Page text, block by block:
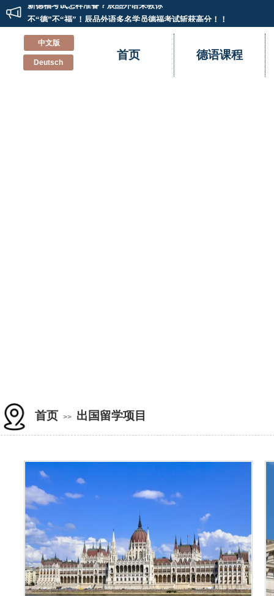
新德福考试怎样准备？辰品外语来教你
不“德”不“福”！辰品外语多名学员德福考试斩获高分！！
德语小白到德福高分的经验分享
重新认识德国留学和德语学习
德语培训班里会教你的那些事
Deutsch
首页 德语课程
中文版
首页 >> 出国留学项目